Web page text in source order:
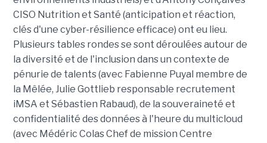
CISO Nutrition et Santé (anticipation et réaction,
clés d'une cyber-résilience efficace) ont eu lieu.
Plusieurs tables rondes se sont déroulées autour de
la diversité et de l'inclusion dans un contexte de
pénurie de talents (avec Fabienne Puyal membre de
la Mêlée, Julie Gottlieb responsable recrutement
iMSA et Sébastien Rabaud), de la souveraineté et
confidentialité des données à l'heure du multicloud
(avec Médéric Colas Chef de mission Centre